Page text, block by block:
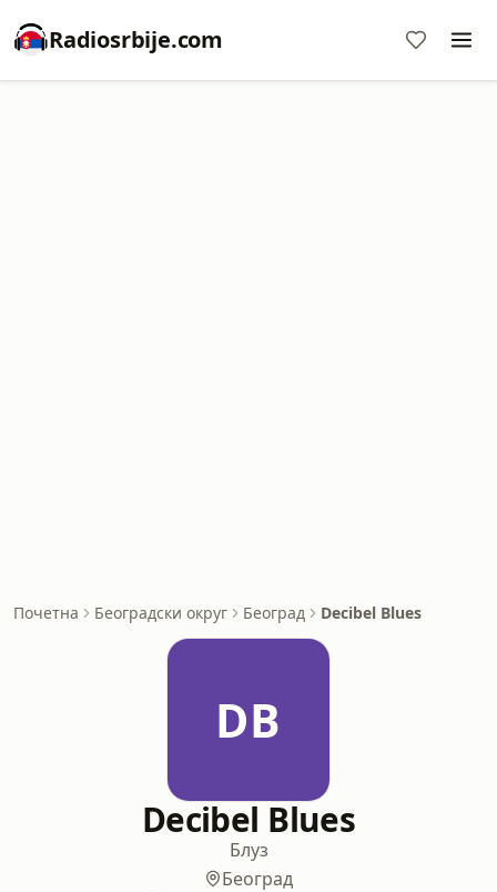
Radiosrbije.com
Почетна Београдски округ Београд Decibel Blues
DB
Decibel Blues
Блуз
Београд